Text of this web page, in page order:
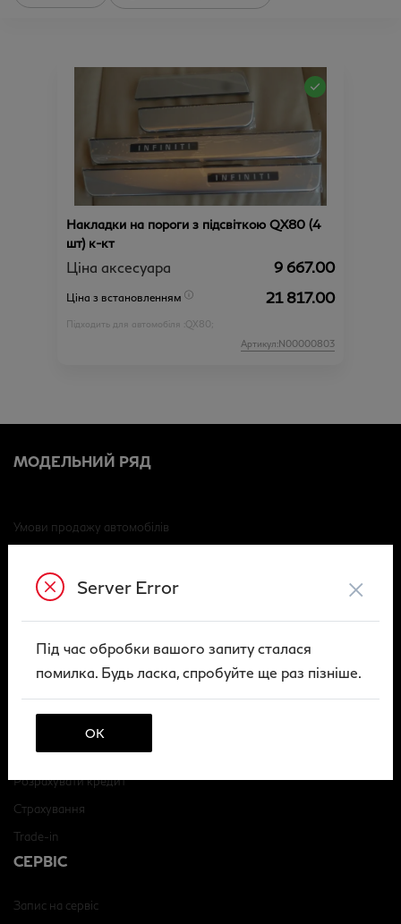
Накладки на пороги з підсвіткою QX80 (4
шт) к-кт
Ціна аксесуара 9 667.00
Ціна з встановленням 21 817.00
Підходить для автомобіля : QX80;
Артикул:N00000803
МОДЕЛЬНИЙ РЯД
Умови продажу автомобілів
Договір викупу вживаного автомобіля (ЮО)
Архів
Публічна оферта
ПОСЛУГИ
Розрахувати кредит
Страхування
Trade-in
СЕРВІС
Запис на сервіс
Server Error ×
Під час обробки вашого запиту сталася
помилка. Будь ласка, спробуйте ще раз пізніше.
ОК